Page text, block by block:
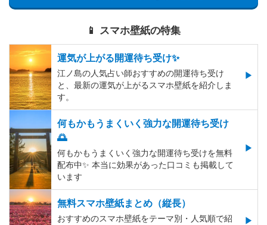
📱 スマホ壁紙の特集
運気が上がる開運待ち受け✨
江ノ島の人気占い師おすすめの開運待ち受け
と、最新の運気が上がるスマホ壁紙を紹介しま
す。
何もかもうまくいく強力な開運待ち受け
🌅
何もかもうまくいく強力な開運待ち受けを無料
配布中✨️ 本当に効果があった口コミも掲載して
います
無料スマホ壁紙まとめ（縦長）
おすすめのスマホ壁紙をテーマ別・人気順で紹